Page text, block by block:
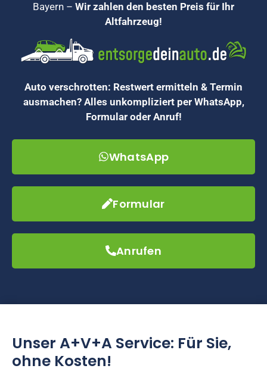
Bayern – Wir zahlen den besten Preis für Ihr
Altfahrzeug!
Auto verschrotten: Restwert ermitteln & Termin
ausmachen? Alles unkompliziert per WhatsApp,
Formular oder Anruf!
WhatsApp
Formular
Anrufen
Unser A+V+A Service: Für Sie,
ohne Kosten!